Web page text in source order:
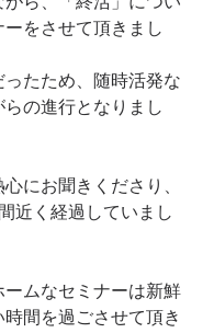
をさせて頂きまし
たため、随時活発な
の進行となりまし
にお聞きくださり、
近く経過していまし
ームなセミナーは新鮮
間を過ごさせて頂き